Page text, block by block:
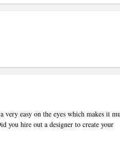
easy on the eyes which makes it
you hire out a designer to create your